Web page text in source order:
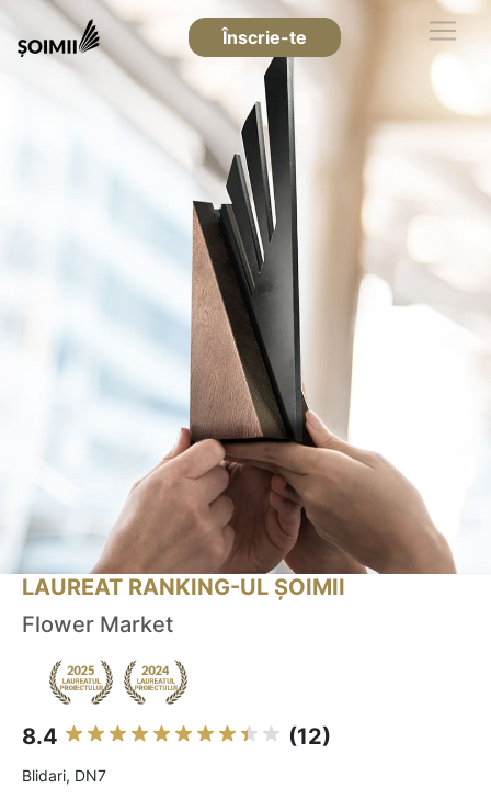
Înscrie-te
LAUREAT RANKING-UL ȘOIMII
Flower Market
8.4 (12)
Blidari, DN7